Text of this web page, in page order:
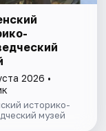
2026 •
историко-
музей